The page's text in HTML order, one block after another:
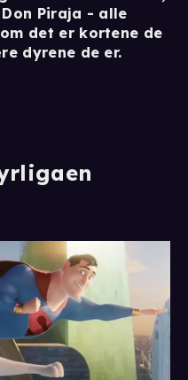
Piraja - alle
det er kortene de
dyrene de er.